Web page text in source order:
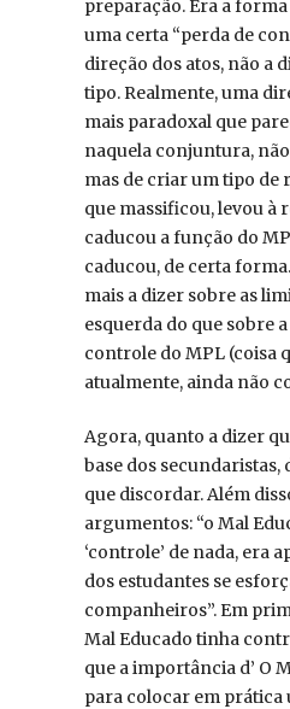
preparação. Era a
uma certa “perda de
direção dos atos, não a
tipo. Realmente, uma
mais paradoxal que
naquela conjuntura,
mas de criar um tipo de
que massificou, levou à
caducou a função do
caducou, de certa
mais a dizer sobre as
esquerda do que sobre
controle do MPL (coisa
atualmente, ainda não
Agora, quanto a dizer
base dos secundaristas,
que discordar. Além
argumentos: “o Mal
‘controle’ de nada, era
dos estudantes se
companheiros”. Em
Mal Educado tinha
que a importância d’ O
para colocar em